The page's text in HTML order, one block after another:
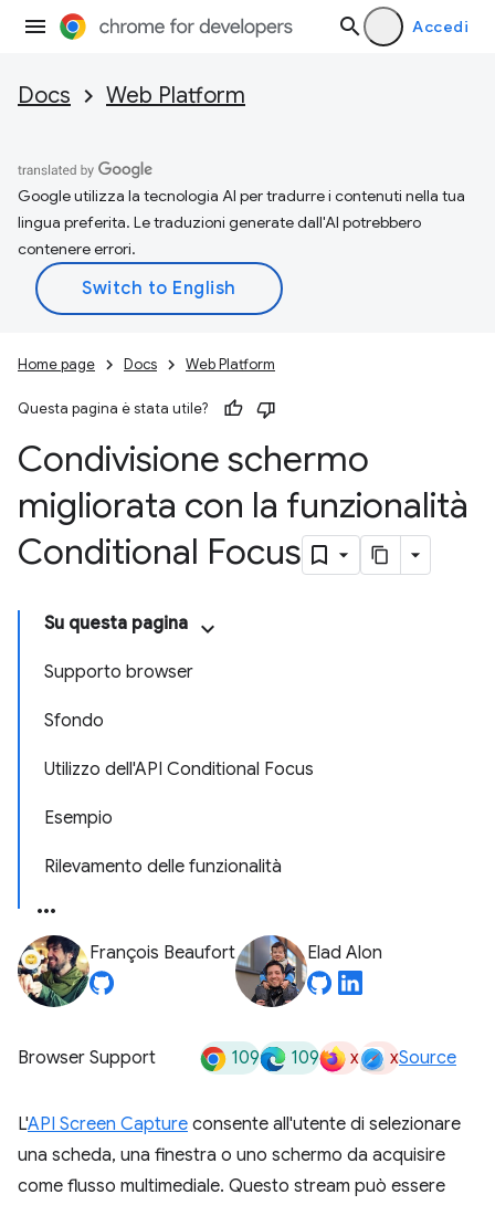
Accedi
Docs Web Platform
Google utilizza la tecnologia AI per tradurre i contenuti nella tua
lingua preferita. Le traduzioni generate dall'AI potrebbero
contenere errori.
Home page Docs Web Platform
Questa pagina è stata utile?
Condivisione schermo
migliorata con la funzionalità
Conditional Focus
Su questa pagina
Supporto browser
Sfondo
Utilizzo dell'API Conditional Focus
Esempio
Rilevamento delle funzionalità
François Beaufort Elad Alon
Browser Support 109 109 x xSource
L'API Screen Capture consente all'utente di selezionare
una scheda, una finestra o uno schermo da acquisire
come flusso multimediale. Questo stream può essere